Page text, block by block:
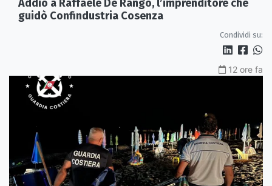
Addio a Raffaele De Rango, l’imprenditore che
guidò Confindustria Cosenza
Condividi su:
12 ore fa